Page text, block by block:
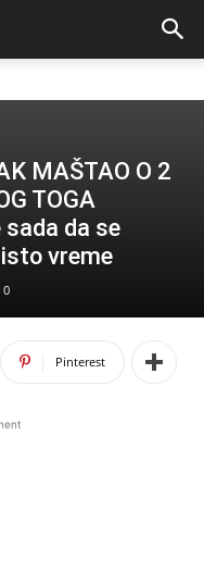
MAŠTAO O 2
TOGA
sada da se
vreme
0
Pinterest